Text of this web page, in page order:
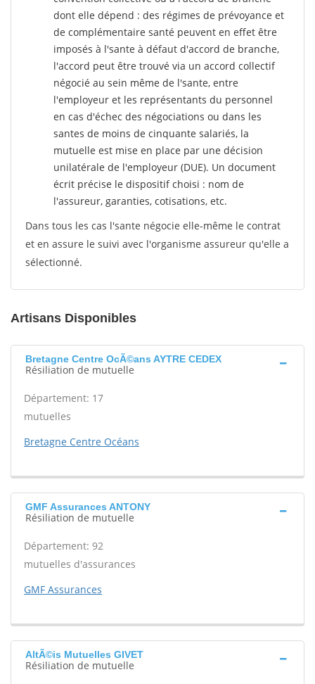
dont elle dépend : des régimes de prévoyance et
de complémentaire santé peuvent en effet être
imposés à l'sante à défaut d'accord de branche,
l'accord peut être trouvé via un accord collectif
négocié au sein même de l'sante, entre
l'employeur et les représentants du personnel
en cas d'échec des négociations ou dans les
santes de moins de cinquante salariés, la
mutuelle est mise en place par une décision
unilatérale de l'employeur (DUE). Un document
écrit précise le dispositif choisi : nom de
l'assureur, garanties, cotisations, etc.
Dans tous les cas l'sante négocie elle-même le contrat
et en assure le suivi avec l'organisme assureur qu'elle a
sélectionné.
Artisans Disponibles
Bretagne Centre OcÃ©ans AYTRE CEDEX
Résiliation de mutuelle
Département: 17
mutuelles
Bretagne Centre Océans
GMF Assurances ANTONY
Résiliation de mutuelle
Département: 92
mutuelles d'assurances
GMF Assurances
AltÃ©is Mutuelles GIVET
Résiliation de mutuelle